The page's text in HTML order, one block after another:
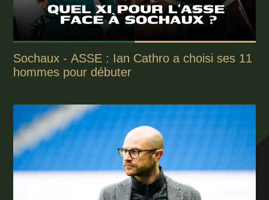
Sochaux - ASSE : Ian Cathro a choisi ses 11
hommes pour débuter